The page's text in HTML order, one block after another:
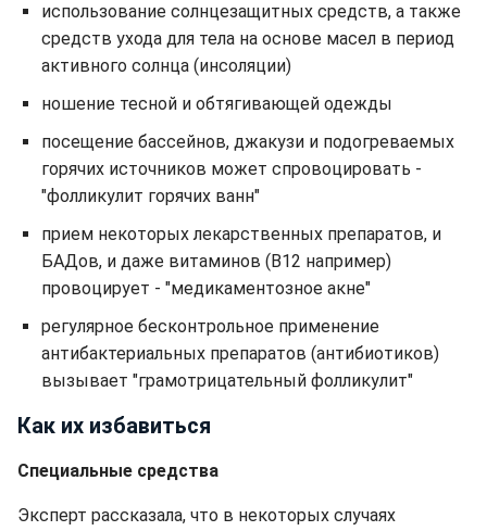
использование солнцезащитных средств, а также
средств ухода для тела на основе масел в период
активного солнца (инсоляции)
ношение тесной и обтягивающей одежды
посещение бассейнов, джакузи и подогреваемых
горячих источников может спровоцировать -
"фолликулит горячих ванн"
прием некоторых лекарственных препаратов, и
БАДов, и даже витаминов (В12 например)
провоцирует - "медикаментозное акне"
регулярное бесконтрольное применение
антибактериальных препаратов (антибиотиков)
вызывает "грамотрицательный фолликулит"
Как их избавиться
Специальные средства
Эксперт рассказала, что в некоторых случаях